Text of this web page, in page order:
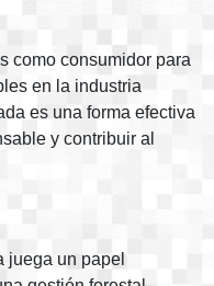
como consumidor para
en la industria
es una forma efectiva
y contribuir al
juega un papel